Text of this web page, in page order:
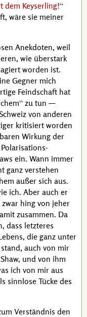
dem Keyserling!
wäre sie meiner
Anekdoten, weil
wie überstark
worden ist.
Gegner mich
Feindschaft hat
zu tun —
von anderen
kritisiert worden
Wirkung der
ein. Wann immer
ganz verstehen
außer sich aus.
ich. Aber auch er
hing von jeher
zusammen. Da
dass letzteres
die ganz unter
auch von mir
Shaw, und von ihm
ich von mir aus
sinnlose Tücke des
Verständnis den